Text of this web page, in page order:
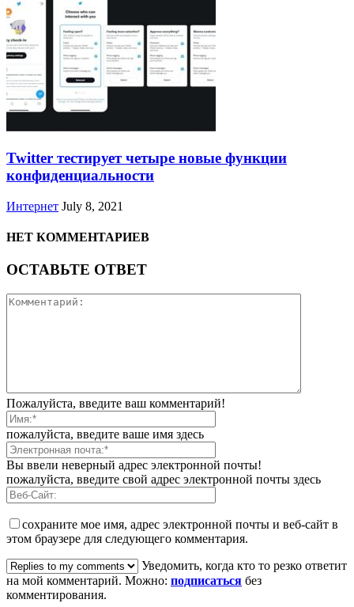
Twitter тестирует четыре новые функции
конфиденциальности
Интернет July 8, 2021
НЕТ КОММЕНТАРИЕВ
ОСТАВЬТЕ ОТВЕТ
Пожалуйста, введите ваш комментарий!
пожалуйста, введите ваше имя здесь
Вы ввели неверный адрес электронной почты!
пожалуйста, введите свой адрес электронной почты здесь
сохраните мое имя, адрес электронной почты и веб-сайт в
этом браузере для следующего комментария.
Уведомить, когда кто то резко ответит
на мой комментарий. Можно: подписаться без
комментирования.